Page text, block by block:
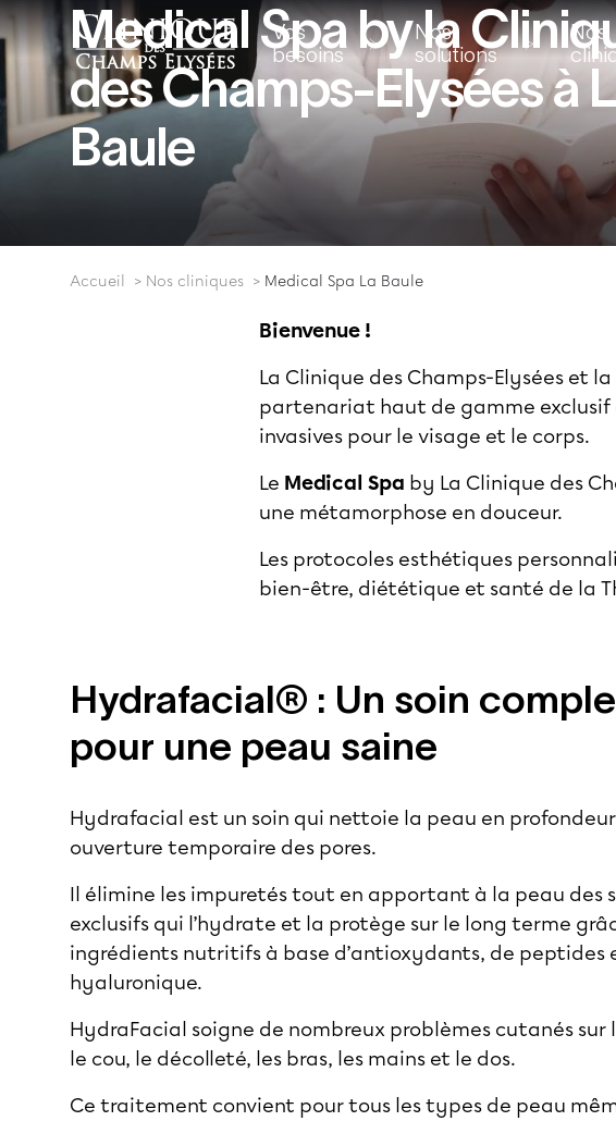
Vos
besoins
Nos
solutions
Nos
Medical Spa by la
des Champs-Elysées à
Baule
Accueil Nos cliniques Medical Spa La Baule
Bienvenue !
La Clinique des Champs-Elysées et
partenariat haut de gamme exclusif
invasives pour le visage et le corps.
Le Medical Spa by La Clinique des
une métamorphose en douceur.
Les protocoles esthétiques
bien-être, diététique et santé de la
Hydrafacial® : Un soin
pour une peau saine
Hydrafacial est un soin qui nettoie la peau en
ouverture temporaire des pores.
Il élimine les impuretés tout en apportant à la peau des
exclusifs qui l’hydrate et la protège sur le long terme
ingrédients nutritifs à base d’antioxydants, de peptides
hyaluronique.
HydraFacial soigne de nombreux problèmes cutanés sur
le cou, le décolleté, les bras, les mains et le dos.
Ce traitement convient pour tous les types de peau